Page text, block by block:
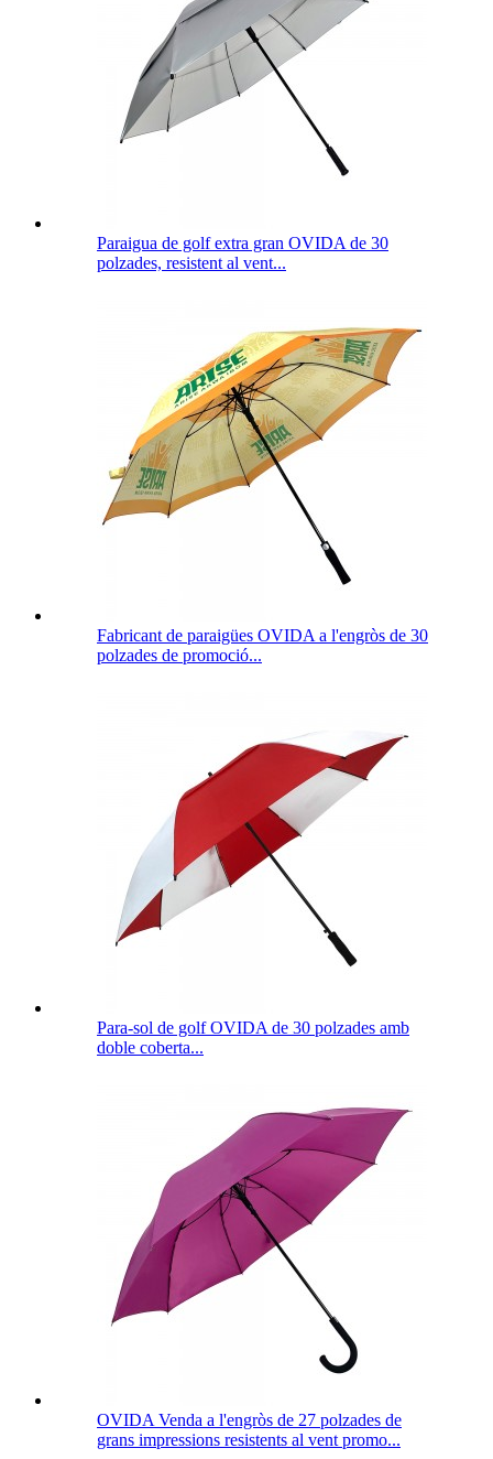
Paraigua de golf extra gran OVIDA de 30
polzades, resistent al vent...
Fabricant de paraigües OVIDA a l'engròs de 30
polzades de promoció...
Para-sol de golf OVIDA de 30 polzades amb
doble coberta...
OVIDA Venda a l'engròs de 27 polzades de
grans impressions resistents al vent promo...